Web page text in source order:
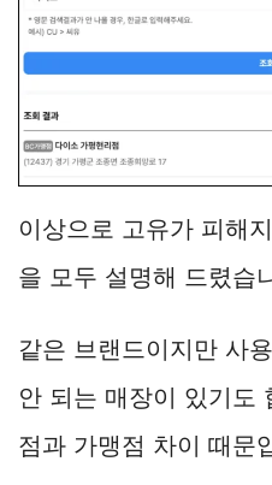
이상으로 고유가 피해
을 모두 설명해 드렸습
같은 브랜드이지만 사
안 되는 매장이 있기도
점과 가맹점 차이 때문